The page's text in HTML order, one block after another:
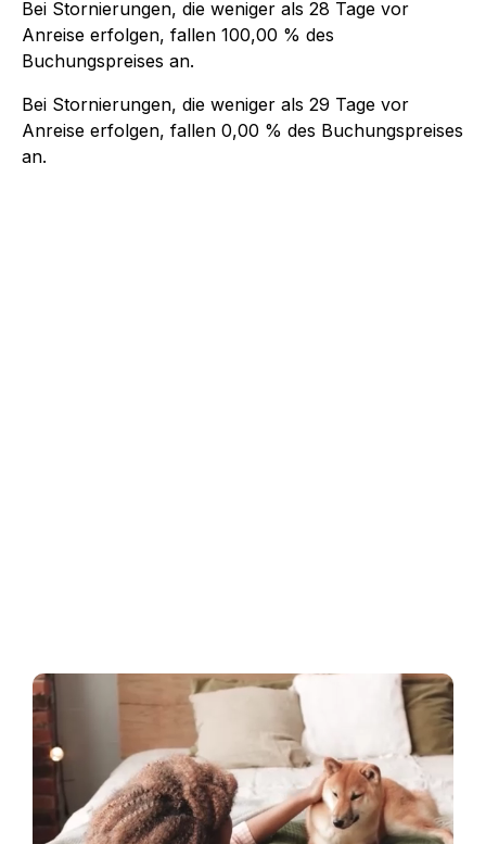
Bei Stornierungen, die weniger als 28 Tage vor
Anreise erfolgen, fallen 100,00 % des
Buchungspreises an.
Bei Stornierungen, die weniger als 29 Tage vor
Anreise erfolgen, fallen 0,00 % des Buchungspreises
an.